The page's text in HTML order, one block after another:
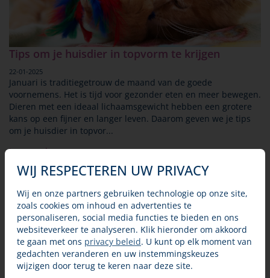
Tips om je huisdier in topvorm te krijgen
22-01-2025
Januari is traditiegetrouw de maand van de goede
voornemens. Het is tijd voor gezonder eten en meer bewegen.
Dieren met een ideaal lichaamsgewicht hebben een grotere
kans op een fijner en langer leven. Daarom geven we je tips
om je huisdier in topvor...
Lees verder
WIJ RESPECTEREN UW PRIVACY
Wij en onze partners gebruiken technologie op onze site,
zoals cookies om inhoud en advertenties te
personaliseren, social media functies te bieden en ons
websiteverkeer te analyseren. Klik hieronder om akkoord
te gaan met ons privacy beleid. U kunt op elk moment van
gedachten veranderen en uw instemmingskeuzes
wijzigen door terug te keren naar deze site.